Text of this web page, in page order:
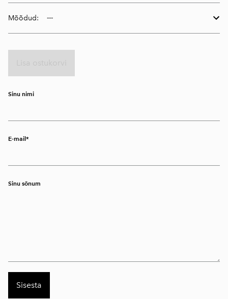
Mõõdud:
Sinu nimi
E-mail
Sinu sõnum